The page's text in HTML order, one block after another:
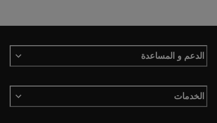
الدعم و المساعدة
الخدمات